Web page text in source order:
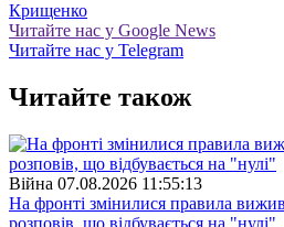
Крищенко
Читайте нас у Google News
Читайте нас у Telegram
Читайте також
Війна 07.08.2026 11:55:13
На фронті змінилися правила
розповів, що відбувається на "нулі"